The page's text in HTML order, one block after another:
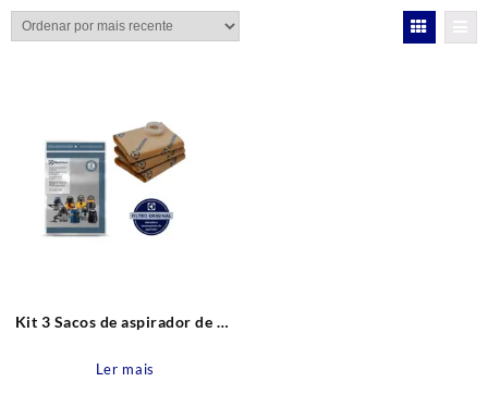
Kit 3 Sacos de aspirador de pó
A10T, A10, GT2000 e outros
Ler mais